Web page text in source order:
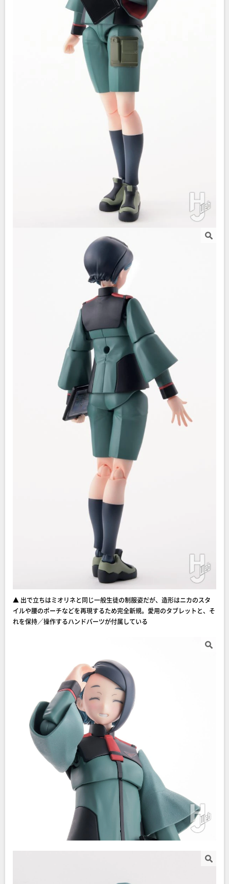
▲ 出で立ちはミオリネと同じ一般生徒の制服姿だが、造形はニカのスタ
イルや腰のポーチなどを再現するため完全新規。愛用のタブレットと、そ
れを保持／操作するハンドパーツが付属している